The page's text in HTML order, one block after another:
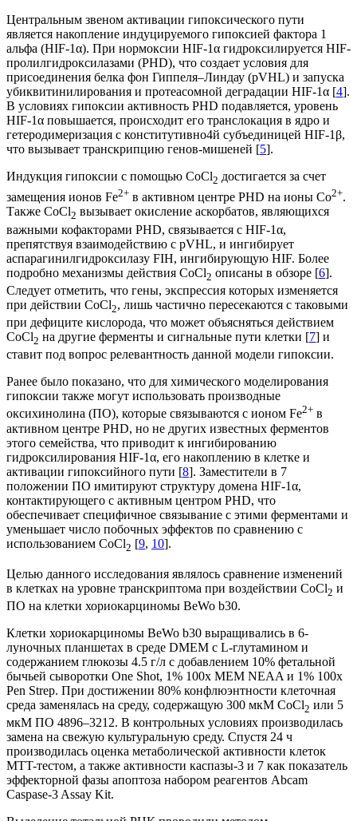
Центральным звеном активации гипоксического пути
является накопление индуцируемого гипоксией фактора 1
альфа (HIF-1α). При нормоксии HIF-1α гидроксилируется HIF-
пролилгидроксилазами (PHD), что создает условия для
присоединения белка фон Гиппеля–Линдау (pVHL) и запуска
убиквитинилирования и протеасомной деградации HIF-1α [4].
В условиях гипоксии активность PHD подавляется, уровень
HIF-1α повышается, происходит его транслокация в ядро и
гетеродимеризация с конститутивно4й субъединицей HIF-1β,
что вызывает транскрипцию генов-мишеней [5].
Индукция гипоксии с помощью CoCl2 достигается за счет
замещения ионов Fe2+ в активном центре PHD на ионы Co2+.
Также CoCl2 вызывает окисление аскорбатов, являющихся
важными кофакторами PHD, связывается с HIF-1α,
препятствуя взаимодействию с pVHL, и ингибирует
аспарагинилгидроксилазу FIH, ингибирующую HIF. Более
подробно механизмы действия CoCl2 описаны в обзоре [6].
Следует отметить, что гены, экспрессия которых изменяется
при действии CoCl2, лишь частично пересекаются с таковыми
при дефиците кислорода, что может объясняться действием
CoCl2 на другие ферменты и сигнальные пути клетки [7] и
ставит под вопрос релевантность данной модели гипоксии.
Ранее было показано, что для химического моделирования
гипоксии также могут использовать производные
оксихинолина (ПО), которые связываются с ионом Fe2+ в
активном центре PHD, но не других известных ферментов
этого семейства, что приводит к ингибированию
гидроксилирования HIF-1α, его накоплению в клетке и
активации гипоксийного пути [8]. Заместители в 7
положении ПО имитируют структуру домена HIF-1α,
контактирующего с активным центром PHD, что
обеспечивает специфичное связывание с этими ферментами и
уменьшает число побочных эффектов по сравнению с
использованием CoCl2 [9, 10].
Целью данного исследования являлось сравнение изменений
в клетках на уровне транскриптома при воздействии CoCl2 и
ПО на клетки хориокарциномы BeWo b30.
Клетки хориокарциномы BeWo b30 выращивались в 6-
луночных планшетах в среде DMEM с L-глутамином и
содержанием глюкозы 4.5 г/л с добавлением 10% фетальной
бычьей сыворотки One Shot, 1% 100x MEM NEAA и 1% 100x
Pen Strep. При достижении 80% конфлюэнтности клеточная
среда заменялась на среду, содержащую 300 мкМ CoCl2 или 5
мкМ ПО 4896–3212. В контрольных условиях производилась
замена на свежую культуральную среду. Спустя 24 ч
производилась оценка метаболической активности клеток
MTT-тестом, а также активности каспазы-3 и 7 как показатель
эффекторной фазы апоптоза набором реагентов Abcam
Caspase-3 Assay Kit.